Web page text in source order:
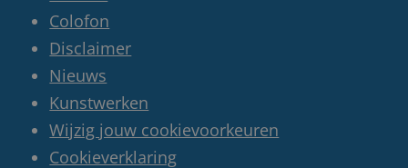
Colofon
Disclaimer
Nieuws
Kunstwerken
Wijzig jouw cookievoorkeuren
Cookieverklaring